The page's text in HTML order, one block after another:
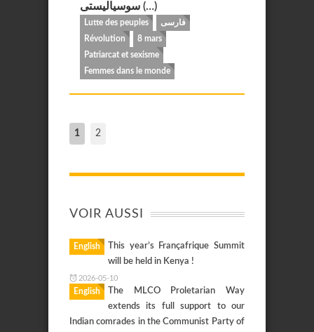
سوسیالیستی (…)
Lutte des peuples
فارسی
Révolution
8 mars
Patriarcat et sexisme
Femmes dans le monde
1 2
VOIR AUSSI
English
This year’s Françafrique Summit
will be held in Kenya !
2026-05-10
English
The MLCO Proletarian Way
extends its full support to our
Indian comrades in the Communist Party of